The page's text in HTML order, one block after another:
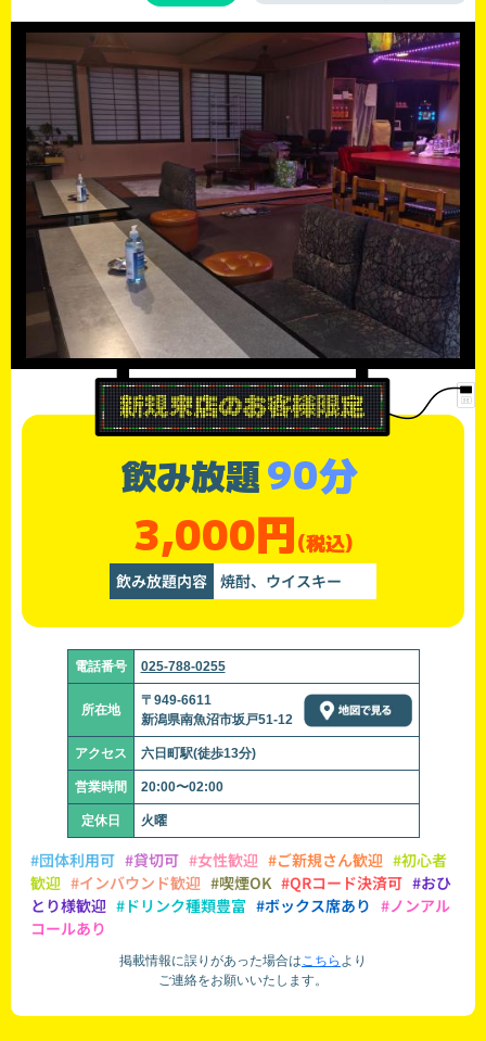
飲み放題90分
3,000円(税込)
飲み放題内容 焼酎、ウイスキー
電話番号 025-788-0255
所在地
〒949-6611
新潟県南魚沼市坂戸51-12
アクセス 六日町駅(徒歩13分)
営業時間 20:00〜02:00
定休日 火曜
#団体利用可 #貸切可 #女性歓迎 #ご新規さん歓迎 #初心者
歓迎 #インバウンド歓迎 #喫煙OK #QRコード決済可 #おひ
とり様歓迎 #ドリンク種類豊富 #ボックス席あり #ノンアル
コールあり
掲載情報に誤りがあった場合はこちら より
ご連絡をお願いいたします。